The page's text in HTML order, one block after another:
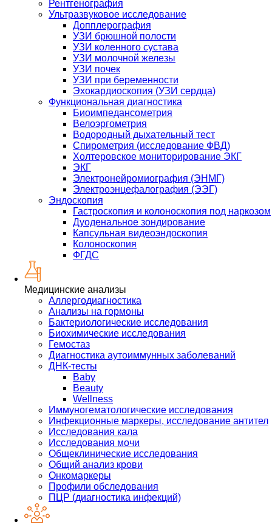
Рентгенография
Ультразвуковое исследование
Допплерография
УЗИ брюшной полости
УЗИ коленного сустава
УЗИ молочной железы
УЗИ почек
УЗИ при беременности
Эхокардиоскопия (УЗИ сердца)
Функциональная диагностика
Биоимпедансометрия
Велоэргометрия
Водородный дыхательный тест
Спирометрия (исследование ФВД)
Холтеровское мониторирование ЭКГ
ЭКГ
Электронейромиография (ЭНМГ)
Электроэнцефалография (ЭЭГ)
Эндоскопия
Гастроскопия и колоноскопия под наркозом
Дуоденальное зондирование
Капсульная видеоэндоскопия
Колоноскопия
ФГДС
Медицинские анализы
Аллергодиагностика
Анализы на гормоны
Бактериологические исследования
Биохимические исследования
Гемостаз
Диагностика аутоиммунных заболеваний
ДНК-тесты
Baby
Beauty
Wellness
Иммуногематологические исследования
Инфекционные маркеры, исследование антител
Исследования кала
Исследования мочи
Общеклинические исследования
Общий анализ крови
Онкомаркеры
Профили обследования
ПЦР (диагностика инфекций)